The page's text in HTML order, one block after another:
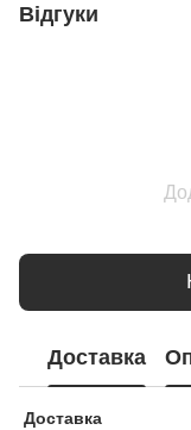
Відгуки
Доставка
Доставка